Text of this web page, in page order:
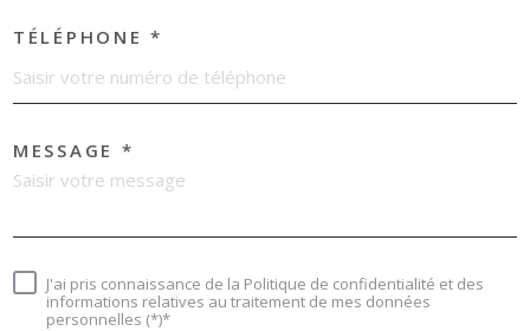
TÉLÉPHONE *
MESSAGE *
J'ai pris connaissance de la Politique de confidentialité et des
informations relatives au traitement de mes données
personnelles (*)*